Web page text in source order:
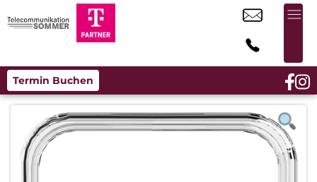
Termin Buchen